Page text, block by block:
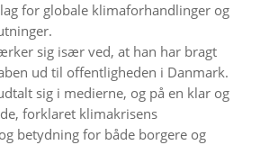
for globale klimaforhandlinger og
sig især ved, at han har bragt
ud til offentligheden i Danmark.
sig i medierne, og på en klar og
forklaret klimakrisens
betydning for både borgere og